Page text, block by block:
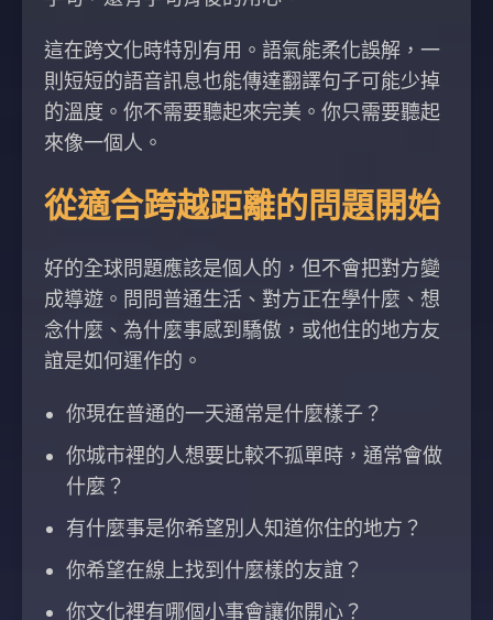
這在跨文化時特別有用。語氣能柔化誤解，一
則短短的語音訊息也能傳達翻譯句子可能少掉
的溫度。你不需要聽起來完美。你只需要聽起
來像一個人。
從適合跨越距離的問題開始
好的全球問題應該是個人的，但不會把對方變
成導遊。問問普通生活、對方正在學什麼、想
念什麼、為什麼事感到驕傲，或他住的地方友
誼是如何運作的。
你現在普通的一天通常是什麼樣子？
你城市裡的人想要比較不孤單時，通常會做
什麼？
有什麼事是你希望別人知道你住的地方？
你希望在線上找到什麼樣的友誼？
你文化裡有哪個小事會讓你開心？